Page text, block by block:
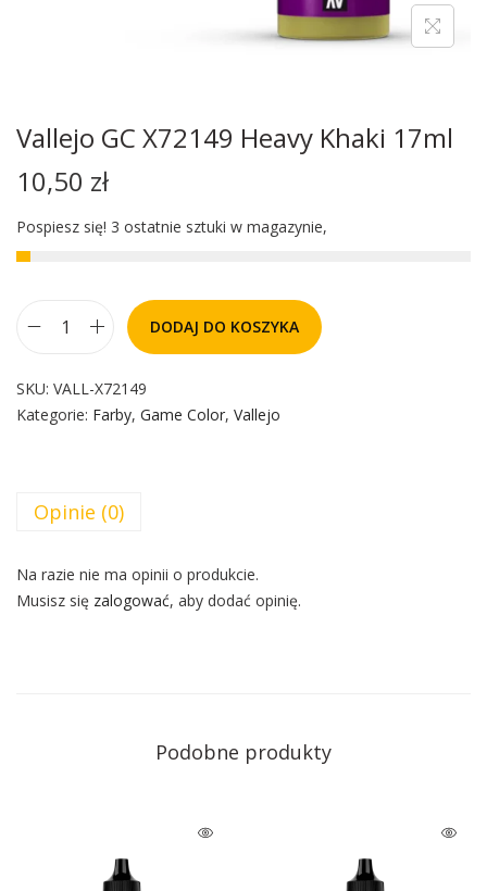
Vallejo GC X72149 Heavy Khaki 17ml
10,50 zł
Pospiesz się! 3 ostatnie sztuki w magazynie,
DODAJ DO KOSZYKA
SKU: VALL-X72149
Kategorie: Farby, Game Color, Vallejo
Opinie (0)
Na razie nie ma opinii o produkcie.
Musisz się zalogować, aby dodać opinię.
Podobne produkty